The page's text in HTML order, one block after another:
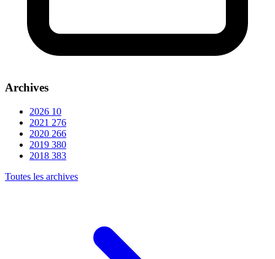
Archives
2026 10
2021 276
2020 266
2019 380
2018 383
Toutes les archives